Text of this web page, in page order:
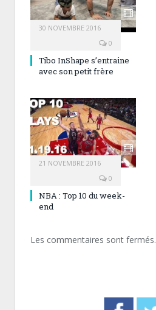
30 NOVEMBRE 2016
0
Tibo InShape s’entraine
avec son petit frère
21 NOVEMBRE 2016
0
NBA : Top 10 du week-
end
Les commentaires sont fermés.